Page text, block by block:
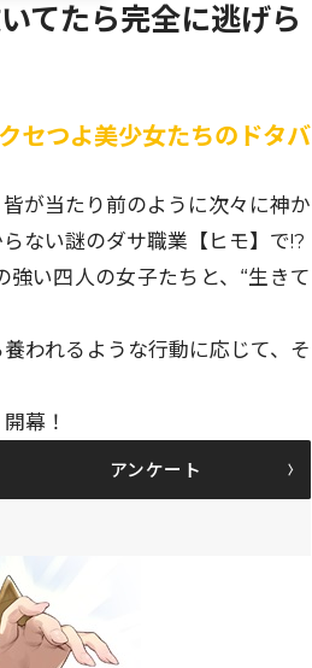
てたら完全に逃げら
セつよ美少女たちのドタバ
が当たり前のように次々に神か
ない謎のダサ職業【ヒモ】で!?
い四人の女子たちと、“生きて
われるような行動に応じて、そ
幕！
アンケート